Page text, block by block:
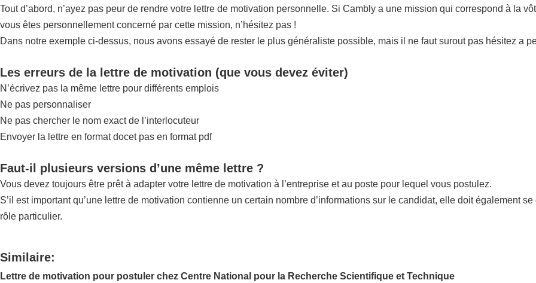
Tout d’abord, n’ayez pas peur de rendre votre lettre de motivation personnelle. Si Cambly a une mission qui correspond à la
vous êtes personnellement concerné par cette mission, n’hésitez pas !
Dans notre exemple ci-dessus, nous avons essayé de rester le plus généraliste possible, mais il ne faut surout pas hésitez a
Les erreurs de la lettre de motivation (que vous devez éviter)
N’écrivez pas la même lettre pour différents emplois
Ne pas personnaliser
Ne pas chercher le nom exact de l’interlocuteur
Envoyer la lettre en format docet pas en format pdf
Faut-il plusieurs versions d’une même lettre ?
Vous devez toujours être prêt à adapter votre lettre de motivation à l’entreprise et au poste pour lequel vous postulez.
S’il est important qu’une lettre de motivation contienne un certain nombre d’informations sur le candidat, elle doit également
rôle particulier.
Similaire:
Lettre de motivation pour postuler chez Centre National pour la Recherche Scientifique et Technique